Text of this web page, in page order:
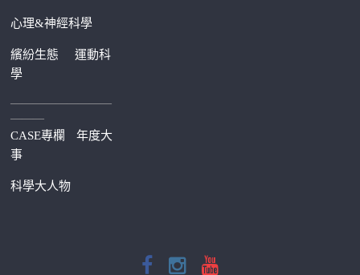
心理&神經科學
繽紛生態運動科
學
—————————
———
CASE專欄
年度大
事
科學大人物